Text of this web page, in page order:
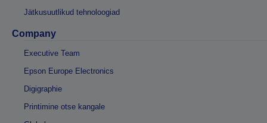
Jätkusuutlikud tehnoloogiad
Company
Executive Team
Epson Europe Electronics
Digigraphie
Printimine otse kangale